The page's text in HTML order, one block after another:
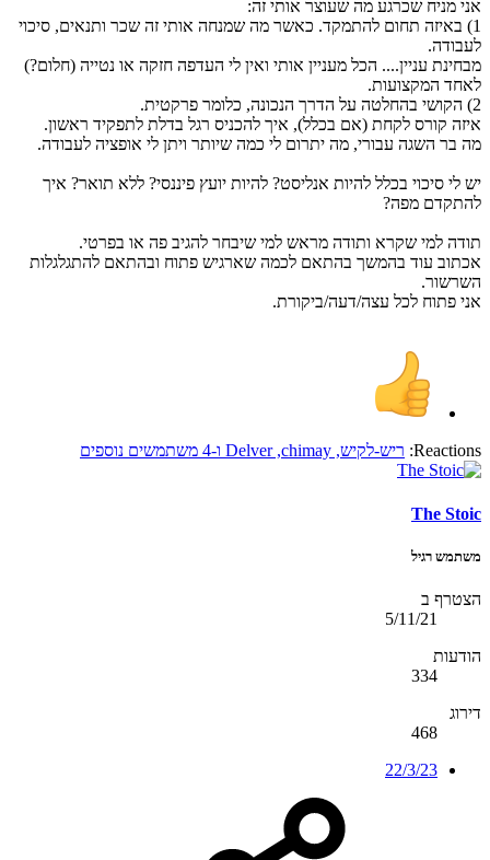
אני מניח שכרגע מה שעוצר אותי זה:
1) באיזה תחום להתמקד. כאשר מה שמנחה אותי זה שכר ותנאים, סיכוי
לעבודה.
מבחינת עניין.... הכל מעניין אותי ואין לי העדפה חזקה או נטייה (חלום?)
לאחד המקצועות.
2) הקושי בהחלטה על הדרך הנכונה, כלומר פרקטית.
איזה קורס לקחת (אם בכלל), איך להכניס רגל בדלת לתפקיד ראשון.
מה בר השגה עבורי, מה יתרום לי כמה שיותר ויתן לי אופציה לעבודה.
יש לי סיכוי בכלל להיות אנליסט? להיות יועץ פיננסי? ללא תואר? איך
להתקדם מפה?
תודה למי שקרא ותודה מראש למי שיבחר להגיב פה או בפרטי.
אכתוב עוד בהמשך בהתאם לכמה שארגיש פתוח ובהתאם להתגלגלות
השרשור.
אני פתוח לכל עצה/דעה/ביקורת.
Reactions: ריש-לקיש,
chimay
,
Delver ו-4 משתמשים נוספים
The Stoic
משתמש רגיל
הצטרף ב
5/11/21
הודעות
334
דירוג
468
22/3/23